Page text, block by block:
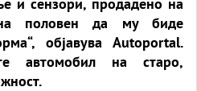
половен да му биде
објавува Autoportal.
автомобил на старо,